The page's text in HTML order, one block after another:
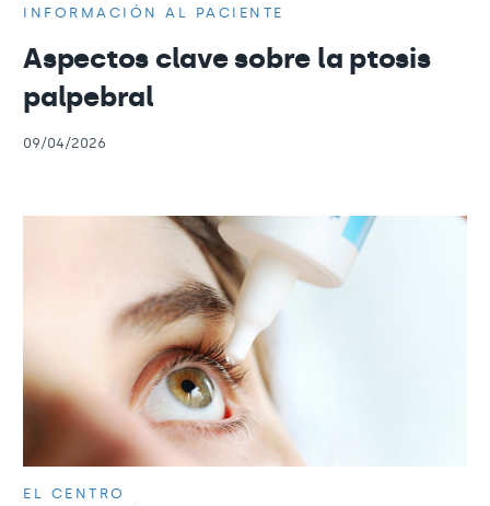
INFORMACIÓN AL PACIENTE
Aspectos clave sobre la ptosis
palpebral
09/04/2026
EL CENTRO